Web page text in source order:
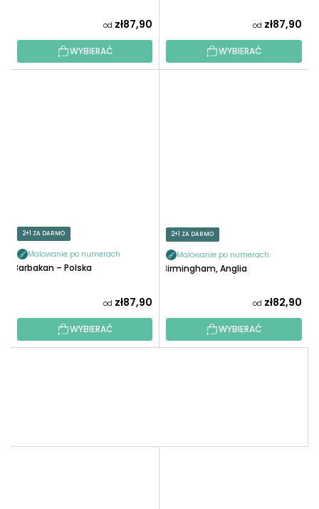
od zł87,90
WYBIERAĆ
od zł87,90
WYBIERAĆ
2+1 ZA DARMO
Malowanie po numerach
Barbakan – Polska
od zł87,90
WYBIERAĆ
2+1 ZA DARMO
Malowanie po numerach
Birmingham, Anglia
od zł82,90
WYBIERAĆ